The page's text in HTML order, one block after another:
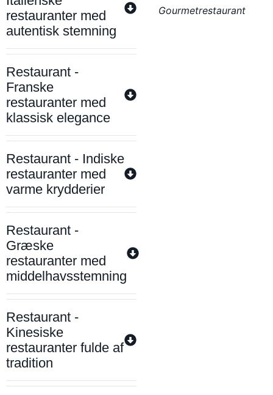
restauranter med
autentisk stemning
Restaurant -
Franske
restauranter med
klassisk elegance
Restaurant - Indiske
restauranter med
varme krydderier
Restaurant -
Græske
restauranter med
middelhavsstemning
Restaurant -
Kinesiske
restauranter fulde af
tradition
Gourmetrestaurant